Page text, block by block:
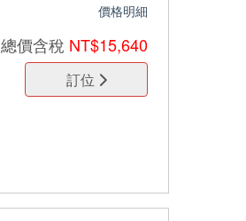
價格明細
總價含稅 NT$15,640
訂位